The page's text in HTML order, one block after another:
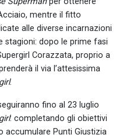
mentre il fitto
alle diverse incarnazioni
stagioni: dopo le prime fasi
Corazzata, proprio a
il via l’attesissima
.
fino al 23 luglio
: completando gli obiettivi
accumulare Punti Giustizia